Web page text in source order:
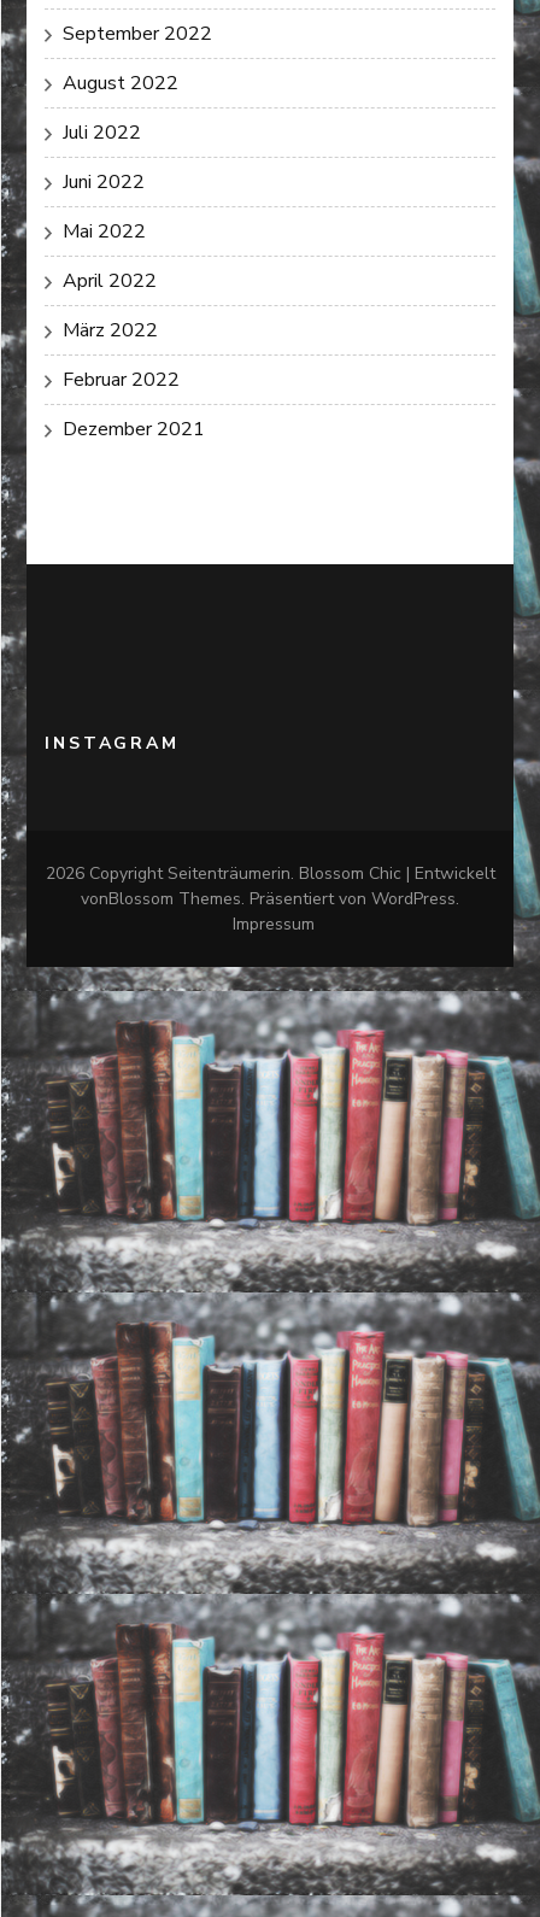
September 2022
August 2022
Juli 2022
Juni 2022
Mai 2022
April 2022
März 2022
Februar 2022
Dezember 2021
INSTAGRAM
2026 CopyrightSeitenträumerin. Blossom Chic | Entwickelt
vonBlossom Themes. Präsentiert von WordPress.
Impressum